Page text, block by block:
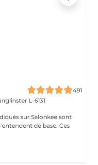
491
L-6131
sur Salonkee sont
de base. Ces